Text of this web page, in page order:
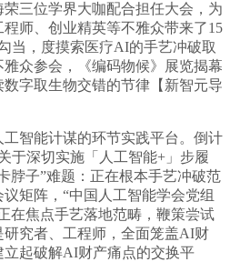
三位学界大咖配合担任大会，为
师、创业精英等不雅众带来了15
当，度摸索医疗AI的手艺冲破取
众参会，《编码物候》展览揭幕
字取生物交错的节律【新智元导
智能计谋的环节实践平台。倒计
于深切实施「人工智能+」步履
脖子”难题：正在根本手艺冲破范
矩阵，“中国人工智能学会党组
在焦点手艺落地范畴，鞭策尝试
究者、工程师，全面笼盖AI财
起破解AI财产痛点的交换平